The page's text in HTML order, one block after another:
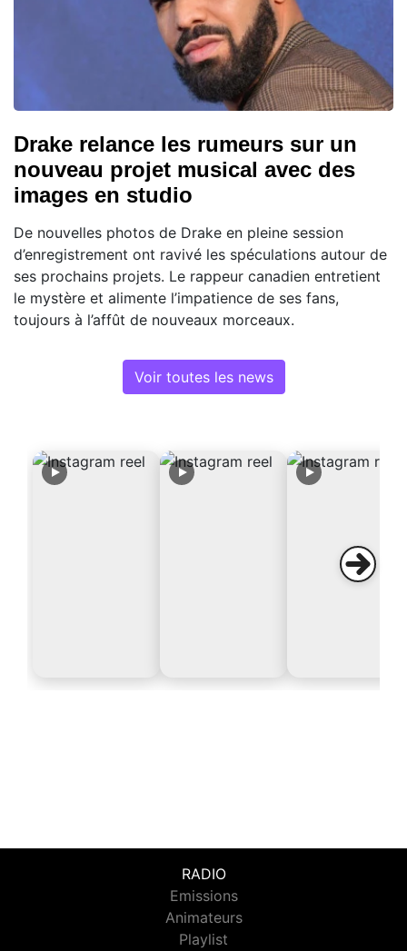
Drake relance les rumeurs sur un
nouveau projet musical avec des
images en studio
De nouvelles photos de Drake en pleine session
d’enregistrement ont ravivé les spéculations autour de
ses prochains projets. Le rappeur canadien entretient
le mystère et alimente l’impatience de ses fans,
toujours à l’affût de nouveaux morceaux.
Voir toutes les news
RADIO
Emissions
Animateurs
Playlist